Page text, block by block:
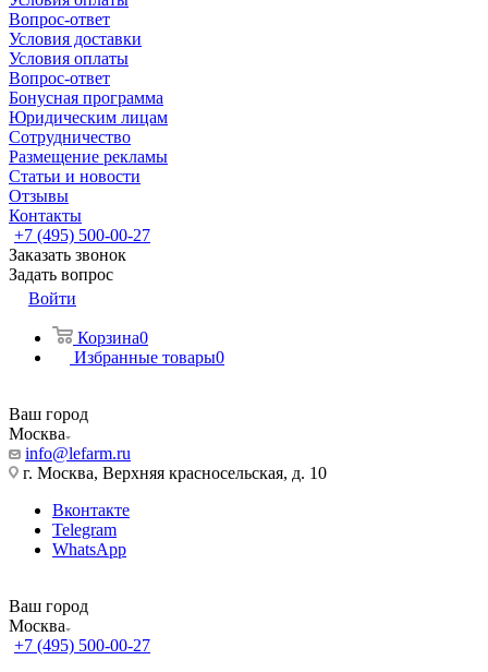
Вопрос-ответ
Условия доставки
Условия оплаты
Вопрос-ответ
Бонусная программа
Юридическим лицам
Сотрудничество
Размещение рекламы
Статьи и новости
Отзывы
Контакты
+7 (495) 500-00-27
Заказать звонок
Задать вопрос
Войти
Корзина0
Избранные товары0
Ваш город
Москва
info@lefarm.ru
г. Москва, Верхняя красносельская, д. 10
Вконтакте
Telegram
WhatsApp
Ваш город
Москва
+7 (495) 500-00-27